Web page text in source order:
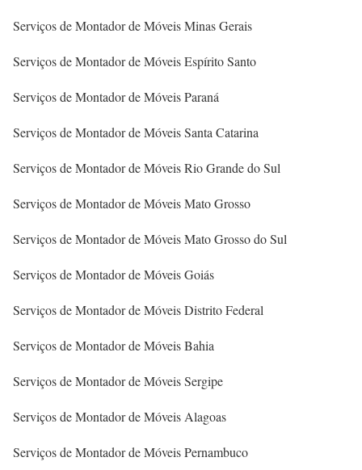
Serviços de Montador de Móveis Minas Gerais
Serviços de Montador de Móveis Espírito Santo
Serviços de Montador de Móveis Paraná
Serviços de Montador de Móveis Santa Catarina
Serviços de Montador de Móveis Rio Grande do Sul
Serviços de Montador de Móveis Mato Grosso
Serviços de Montador de Móveis Mato Grosso do Sul
Serviços de Montador de Móveis Goiás
Serviços de Montador de Móveis Distrito Federal
Serviços de Montador de Móveis Bahia
Serviços de Montador de Móveis Sergipe
Serviços de Montador de Móveis Alagoas
Serviços de Montador de Móveis Pernambuco